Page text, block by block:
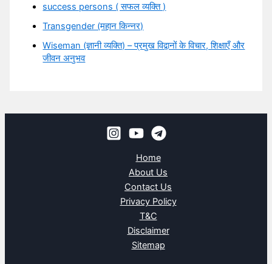
success persons ( सफल व्यक्ति )
Transgender (महान किन्नर)
Wiseman (ज्ञानी व्यक्ति) – प्रमुख विद्वानों के विचार, शिक्षाएँ और
जीवन अनुभव
Home
About Us
Contact Us
Privacy Policy
T&C
Disclaimer
Sitemap